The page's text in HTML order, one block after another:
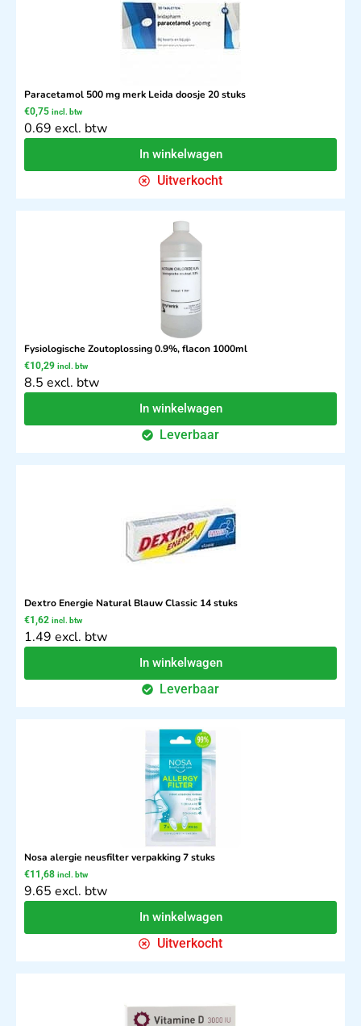
Paracetamol 500 mg merk Leida doosje 20 stuks
€0,75 incl. btw
0.69 excl. btw
In winkelwagen
Uitverkocht
Fysiologische Zoutoplossing 0.9%, flacon 1000ml
€10,29 incl. btw
8.5 excl. btw
In winkelwagen
Leverbaar
Dextro Energie Natural Blauw Classic 14 stuks
€1,62 incl. btw
1.49 excl. btw
In winkelwagen
Leverbaar
Nosa alergie neusfilter verpakking 7 stuks
€11,68 incl. btw
9.65 excl. btw
In winkelwagen
Uitverkocht